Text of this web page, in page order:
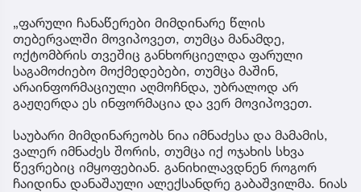
„ფარული ჩანაწერები მიმდინარე წლის
თებერვალში მოვიპოვეთ, თუმცა მანამდე,
ოქტომბრის თვეშიც განხორციელდა ფარული
საგამოძიებო მოქმედებები, თუმცა მაშინ,
არაინფორმაციული აღმოჩნდა, უბრალოდ არ
გაჟღერდა ეს ინფორმაცია და ვერ მოვიპოვეთ.
საუბარი მიმდინარეობს ნია იმნაძესა და მამამის,
ვალერ იმნაძეს შორის, თუმცა იქ ოჯახის სხვა
წევრებიც იმყოფებიან. განიხილავდნენ როგორ
ჩაიდინა დანაშაული ალექსანდრე გაბაშვილმა. ნიას